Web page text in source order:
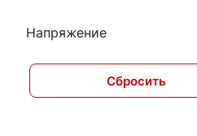
Напряжение
Сбросить